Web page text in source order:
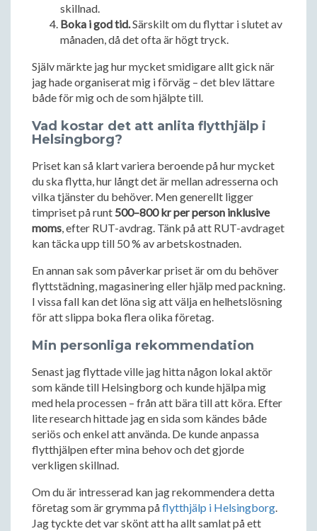
skillnad.
Boka i god tid.Särskilt om du flyttar i slutet av
månaden, då det ofta är högt tryck.
Själv märkte jag hur mycket smidigare allt gick när
jag hade organiserat mig i förväg – det blev lättare
både för mig och de som hjälpte till.
Vad kostar det att anlita flytthjälp i
Helsingborg?
Priset kan så klart variera beroende på hur mycket
du ska flytta, hur långt det är mellan adresserna och
vilka tjänster du behöver. Men generellt ligger
timpriset på runt 500–800 kr per person inklusive
moms, efter RUT-avdrag. Tänk på att RUT-avdraget
kan täcka upp till 50 % av arbetskostnaden.
En annan sak som påverkar priset är om du behöver
flyttstädning, magasinering eller hjälp med packning.
I vissa fall kan det löna sig att välja en helhetslösning
för att slippa boka flera olika företag.
Min personliga rekommendation
Senast jag flyttade ville jag hitta någon lokal aktör
som kände till Helsingborg och kunde hjälpa mig
med hela processen – från att bära till att köra. Efter
lite research hittade jag en sida som kändes både
seriös och enkel att använda. De kunde anpassa
flytthjälpen efter mina behov och det gjorde
verkligen skillnad.
Om du är intresserad kan jag rekommendera detta
företag som är grymma påflytthjälp i Helsingborg.
Jag tyckte det var skönt att ha allt samlat på ett